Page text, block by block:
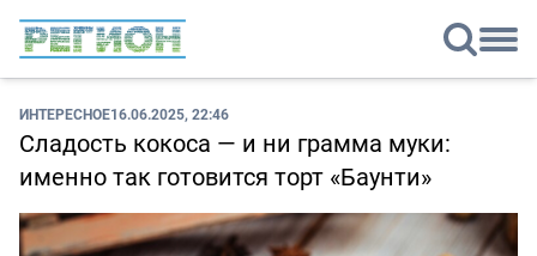
ИНТЕРЕСНОЕ16.06.2025, 22:46
Сладость кокоса — и ни грамма муки:
именно так готовится торт «Баунти»